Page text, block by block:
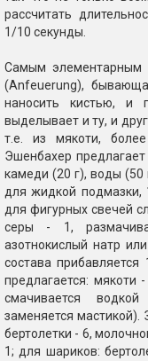
рассчитать
1/10 секунды.
Самым элементарным
(Anfeuerung),
наносить кистью, и
выделывает и ту, и
т.е. из мякоти,
Эшенбахер
камеди (20 г), воды (50
для жидкой подмазки,
для фигурных свечей
серы - 1,
азотнокислый натр
состава
предлагается:
смачивается
заменяется мастикой).
бертолетки - 6,
1; для шариков: